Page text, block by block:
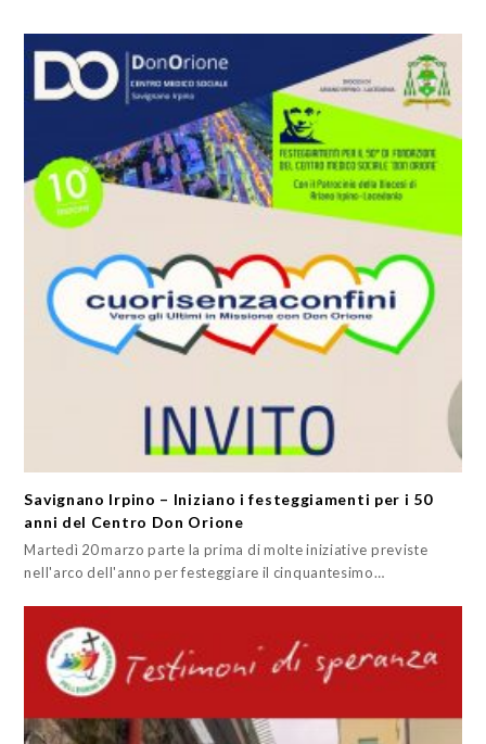
Savignano Irpino – Iniziano i festeggiamenti per i 50
anni del Centro Don Orione
Martedì 20 marzo parte la prima di molte iniziative previste
nell'arco dell'anno per festeggiare il cinquantesimo…